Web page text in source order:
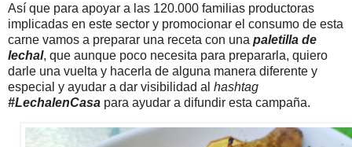
Así que para apoyar a las 120.000 familias productoras
implicadas en este sector y promocionar el consumo de esta
carne vamos a preparar una receta con una paletilla de
lechal, que aunque poco necesita para prepararla, quiero
darle una vuelta y hacerla de alguna manera diferente y
especial y ayudar a dar visibilidad al hashtag
#LechalenCasa para ayudar a difundir esta campaña.